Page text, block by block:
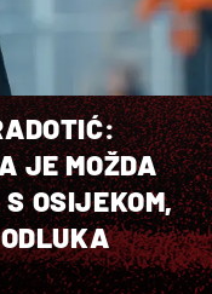
JE MOŽDA
OSIJEKOM,